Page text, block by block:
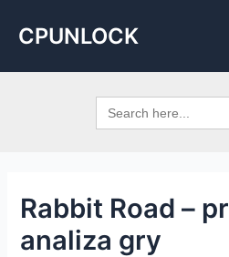
CPUNLOCK
Search
for:
Rabbit Road –
analiza gry
navigation